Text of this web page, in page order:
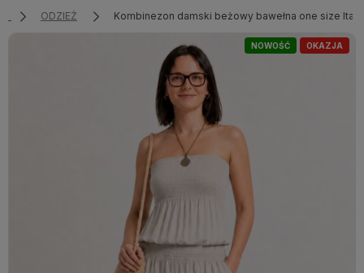
Wybierz coś dla siebie z naszej aktualnej oferty lub
zaloguj się, aby przywrócić dodane produkty do listy
z poprzedniej sesji.
ODZIEŻ Kombinezon damski beżowy bawełna one size Italy
OKAZJA
NOWOŚĆ